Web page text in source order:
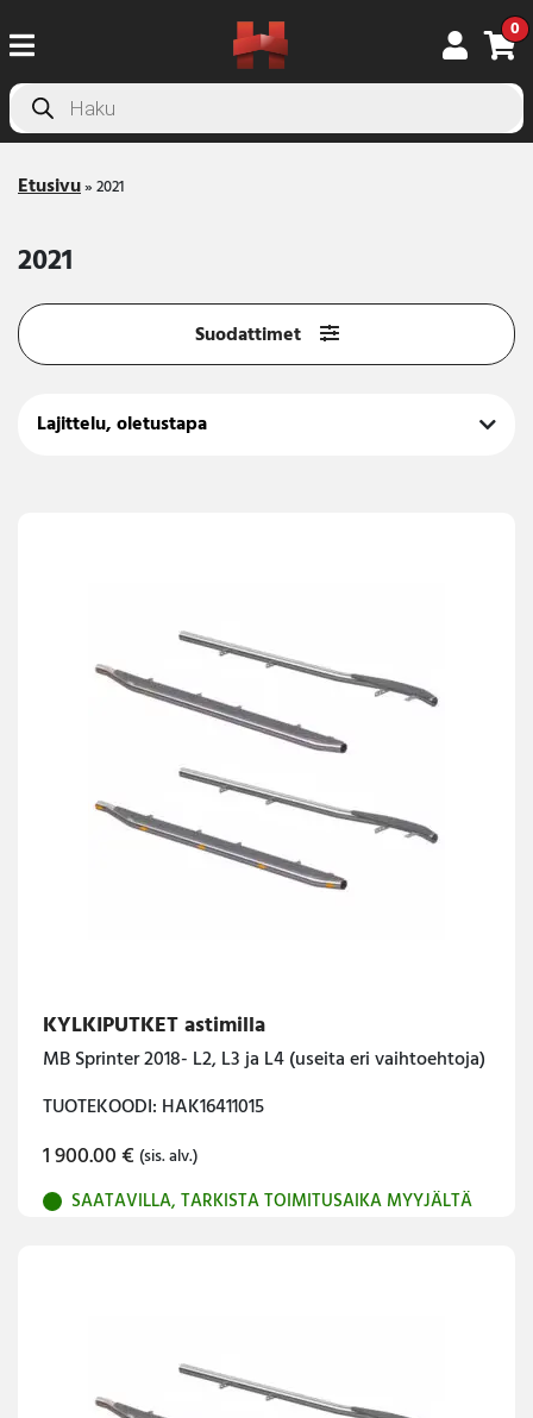
0
Products
search
Etusivu»2021
2021
Suodattimet
KYLKIPUTKET astimilla
MB Sprinter 2018- L2, L3 ja L4 (useita eri vaihtoehtoja)
TUOTEKOODI: HAK16411015
1 900.00€ (sis. alv.)
SAATAVILLA, TARKISTA TOIMITUSAIKA MYYJÄLTÄ